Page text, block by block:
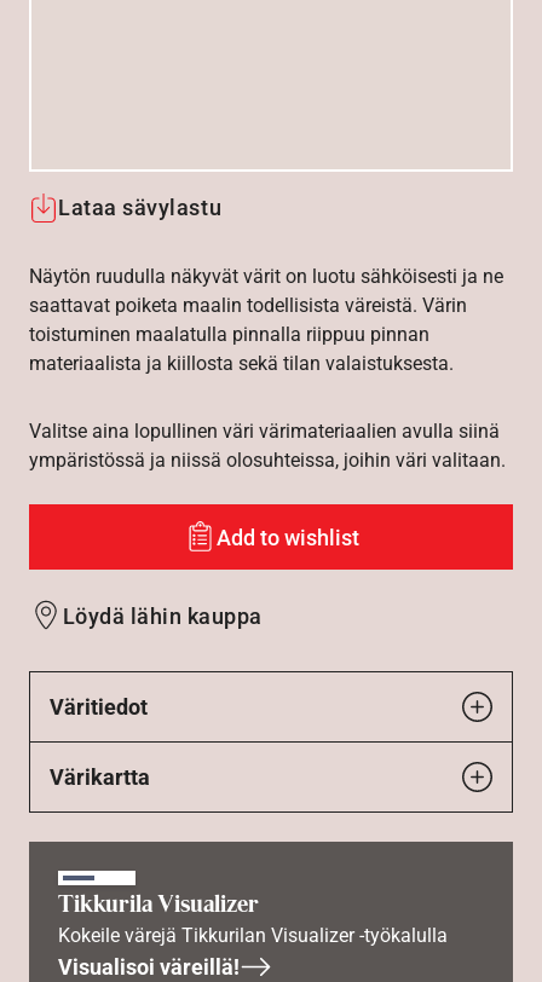
Lataa sävylastu
Näytön ruudulla näkyvät värit on luotu sähköisesti ja ne
saattavat poiketa maalin todellisista väreistä. Värin
toistuminen maalatulla pinnalla riippuu pinnan
materiaalista ja kiillosta sekä tilan valaistuksesta.
Valitse aina lopullinen väri värimateriaalien avulla siinä
ympäristössä ja niissä olosuhteissa, joihin väri valitaan.
Add to wishlist
Löydä lähin kauppa
Väritiedot
Värikartta
Tikkurila Visualizer
Kokeile värejä Tikkurilan Visualizer -työkalulla
Visualisoi väreillä!